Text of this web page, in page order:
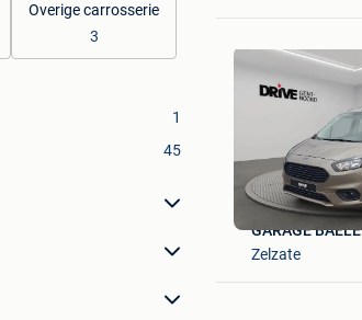
Overige carrosserie
3
1
45
GARAGE BAELE
Zelzate